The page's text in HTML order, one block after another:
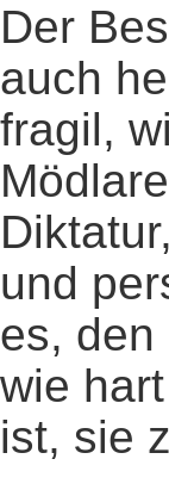
Der
auch
fragil,
und
es, den
wie
ist, sie